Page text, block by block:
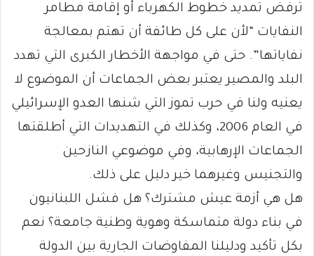
ترفض تمديد خطوط الكهرباء أو إقامة مطامر
النفايات “لأن على كل طائفة أن تهتم بمعالجة
نفاياتها”. حتى في مواجهة الأخطار الكبرى التي تهدد
البلد والمصير يعتبر بعض الجماعات أن الموضوع لا
يعنيه ولنا في حرب تموز التي شنها العدو الإسرائيلي
في العام 2006، وكذلك في التهديدات التي أطلقتها
الجماعات الإرهابية، وفي موضوعي النازحين
والتجنيس وغيرهما خير دليل على ذلك.
هل هي أزمة عيش مشترك؟ هل فشل اللبنانيون
في بناء دولة متماسكة وهوية وطنية جامعة؟ نعم
بكل تأكيد ودليلنا المفاوضات الجارية بين الدولة